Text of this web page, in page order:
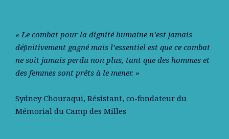
« Le combat pour la dignité humaine n’est jamais
déﬁnitivement gagné mais l’essentiel est que ce combat
ne soit jamais perdu non plus, tant que des hommes et
des femmes sont prêts à le mener. »
Sydney Chouraqui, Résistant, co-fondateur du
Mémorial du Camp des Milles